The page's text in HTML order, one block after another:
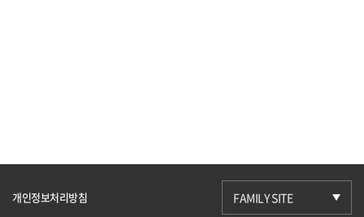
개인정보처리방침 FAMILY SITE